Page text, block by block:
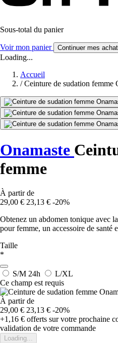
Sous-total du panier
Voir mon panier Continuer mes
Loading...
Accueil
/ Ceinture de sudation femme
Onamaste
femme
À partir de
29,00 € 23,13 € -20%
Obtenez un abdomen tonique avec
pour femme, un accessoire de santé
Taille
*
S/M 24h
L/XL
Ce champ est requis
À partir de
29,00 € 23,13 € -20%
+1,16 € offerts sur votre prochaine
validation de votre commande
Loading...